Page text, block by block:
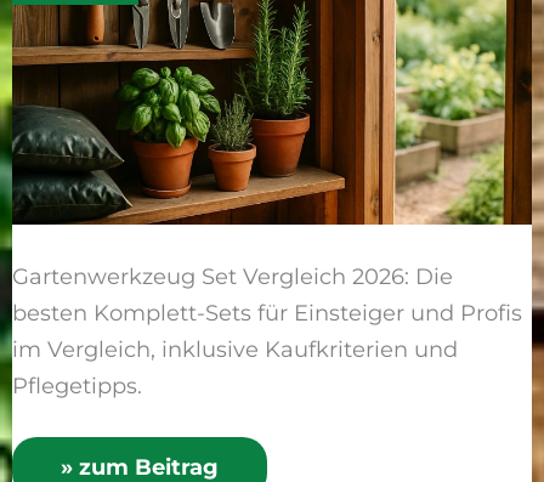
Gartenwerkzeug Set Vergleich 2026: Die
besten Komplett-Sets für Einsteiger und Profis
im Vergleich, inklusive Kaufkriterien und
Pflegetipps.
Komplett-
Sets
» zum Beitrag